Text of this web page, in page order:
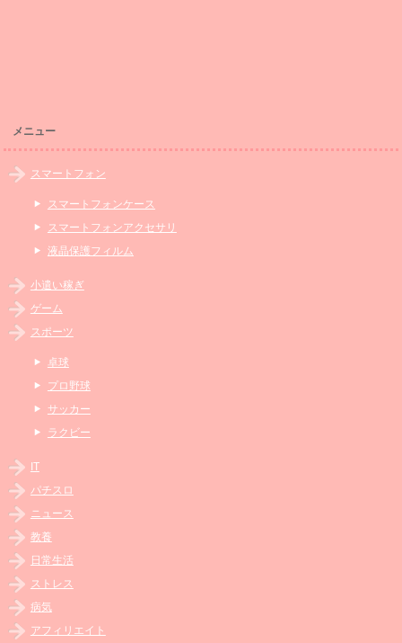
メニュー
スマートフォン
スマートフォンケース
スマートフォンアクセサリ
液晶保護フィルム
小遣い稼ぎ
ゲーム
スポーツ
卓球
プロ野球
サッカー
ラクビー
IT
パチスロ
ニュース
教養
日常生活
ストレス
病気
アフィリエイト